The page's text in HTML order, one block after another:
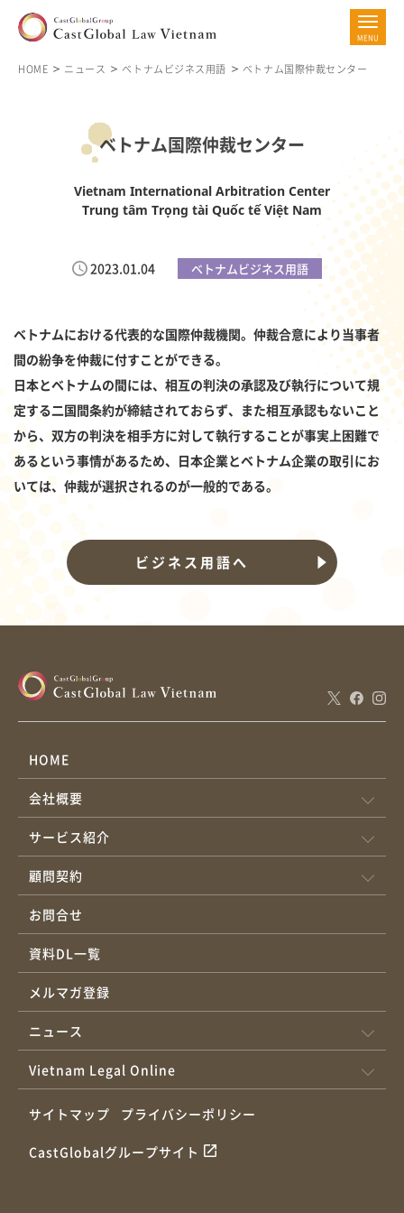
HOME ニュース ベトナムビジネス用語 ベトナム国際仲裁センター
ベトナム国際仲裁センター
Vietnam International Arbitration Center
Trung tâm Trọng tài Quốc tế Việt Nam
2023.01.04 ベトナムビジネス用語
ベトナムにおける代表的な国際仲裁機関。仲裁合意により当事者
間の紛争を仲裁に付すことができる。
日本とベトナムの間には、相互の判決の承認及び執行について規
定する二国間条約が締結されておらず、また相互承認もないこと
から、双方の判決を相手方に対して執行することが事実上困難で
あるという事情があるため、日本企業とベトナム企業の取引にお
いては、仲裁が選択されるのが一般的である。
ビジネス用語へ
HOME
会社概要
サービス紹介
顧問契約
お問合せ
資料DL一覧
メルマガ登録
ニュース
Vietnam Legal Online
サイトマップ プライバシーポリシー
CastGlobalグループサイト